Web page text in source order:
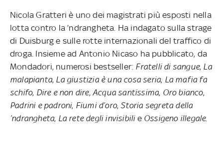
Nicola Gratteri è uno dei magistrati più esposti nella
lotta contro la ’ndrangheta. Ha indagato sulla strage
di Duisburg e sulle rotte internazionali del traffico di
droga. Insieme ad Antonio Nicaso ha pubblicato, da
Mondadori, numerosi bestseller: Fratelli di sangue, La
malapianta, La giustizia è una cosa seria, La mafia fa
schifo, Dire e non dire, Acqua santissima, Oro bianco,
Padrini e padroni, Fiumi d’oro,Storia segreta della
’ndrangheta, La rete degli invisibilie Ossigeno illegale.